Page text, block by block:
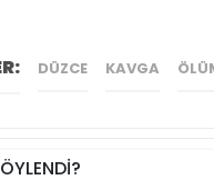
DÜZCE KAVGA